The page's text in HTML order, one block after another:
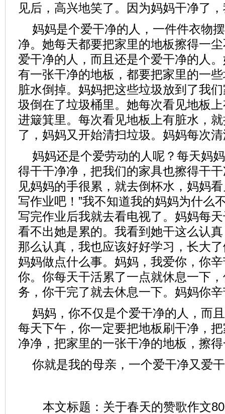
见后，高兴地笑了。因为妈妈干净了
妈妈是个爱干净的人，一件件衣物
净。她每天都要把家里的地板擦得一
爱干净的人，而且还是个爱干净的人
有一张干净的地板，都要把家里的一
脏水倒掉。妈妈把这些垃圾放到了我
圾倒在了垃圾桶里。她每次看见地板
进簸箕里。每次看见地板上有脏水，
了，妈妈又开始清扫垃圾。妈妈每次
妈妈还是个爱劳动的人呢？每天妈
得干干净净，把我们的家具也擦得干
见妈妈的手很累，就去倒杯水，妈妈
写作业吧！”我不知道我的妈妈为什么
写完作业后我就去看电视了。妈妈每
看不出她是累的。我看到她干这么认
那么认真，我也应该好好学习，长大
妈妈做点什么事。妈妈，我爱你，你
你。你每天干活累了一点就休息一下
务，你干完了就去休息一下。妈妈你辛
妈妈，你不仅是个爱干净的人，而
每天下午，你一定要把地板刷干净，
净净，把家里的一张干净的地板，擦
你就是我的母亲，一个爱干净又爱
本文标题： 关于春天的赞歌作文